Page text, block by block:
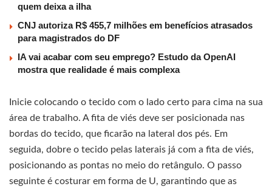
quem deixa a ilha
CNJ autoriza R$ 455,7 milhões em benefícios atrasados
para magistrados do DF
IA vai acabar com seu emprego? Estudo da OpenAI
mostra que realidade é mais complexa
Inicie colocando o tecido com o lado certo para cima na sua
área de trabalho. A fita de viés deve ser posicionada nas
bordas do tecido, que ficarão na lateral dos pés. Em
seguida, dobre o tecido pelas laterais já com a fita de viés,
posicionando as pontas no meio do retângulo. O passo
seguinte é costurar em forma de U, garantindo que as